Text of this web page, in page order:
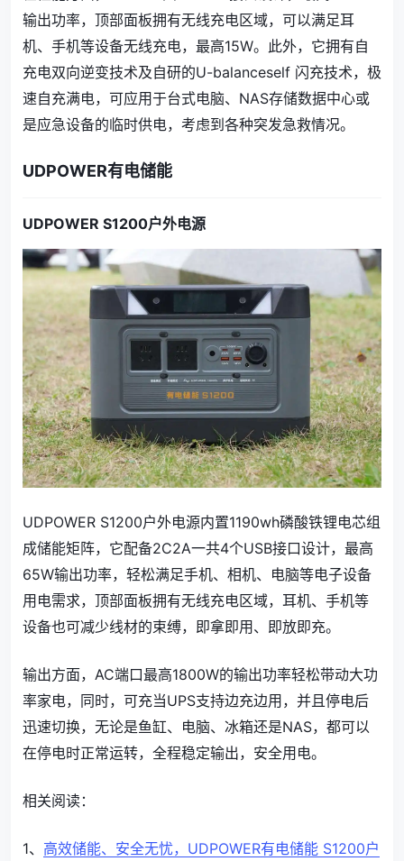
输出功率，顶部面板拥有无线充电区域，可以满足耳
机、手机等设备无线充电，最高15W。此外，它拥有自
充电双向逆变技术及自研的U-balanceself 闪充技术，极
速自充满电，可应用于台式电脑、NAS存储数据中心或
是应急设备的临时供电，考虑到各种突发急救情况。
UDPOWER有电储能
UDPOWER S1200户外电源
UDPOWER S1200户外电源内置1190wh磷酸铁锂电芯组
成储能矩阵，它配备2C2A一共4个USB接口设计，最高
65W输出功率，轻松满足手机、相机、电脑等电子设备
用电需求，顶部面板拥有无线充电区域，耳机、手机等
设备也可减少线材的束缚，即拿即用、即放即充。
输出方面，AC端口最高1800W的输出功率轻松带动大功
率家电，同时，可充当UPS支持边充边用，并且停电后
迅速切换，无论是鱼缸、电脑、冰箱还是NAS，都可以
在停电时正常运转，全程稳定输出，安全用电。
相关阅读：
1、 高效储能、安全无忧，UDPOWER有电储能 S1200户